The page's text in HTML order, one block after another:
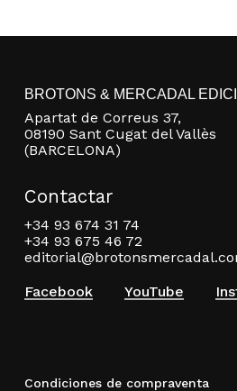
BROTONS & MERCADAL
Apartat de Correus 37,
08190 Sant Cugat del Vallès
(BARCELONA)
Contactar
+34 93 674 31 74
+34 93 675 46 72
Facebook
YouTube
Condiciones de compraventa